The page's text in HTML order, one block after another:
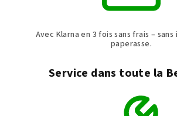
Avec Klarna en 3 fois sans frais –
paperasse.
Service dans toute la